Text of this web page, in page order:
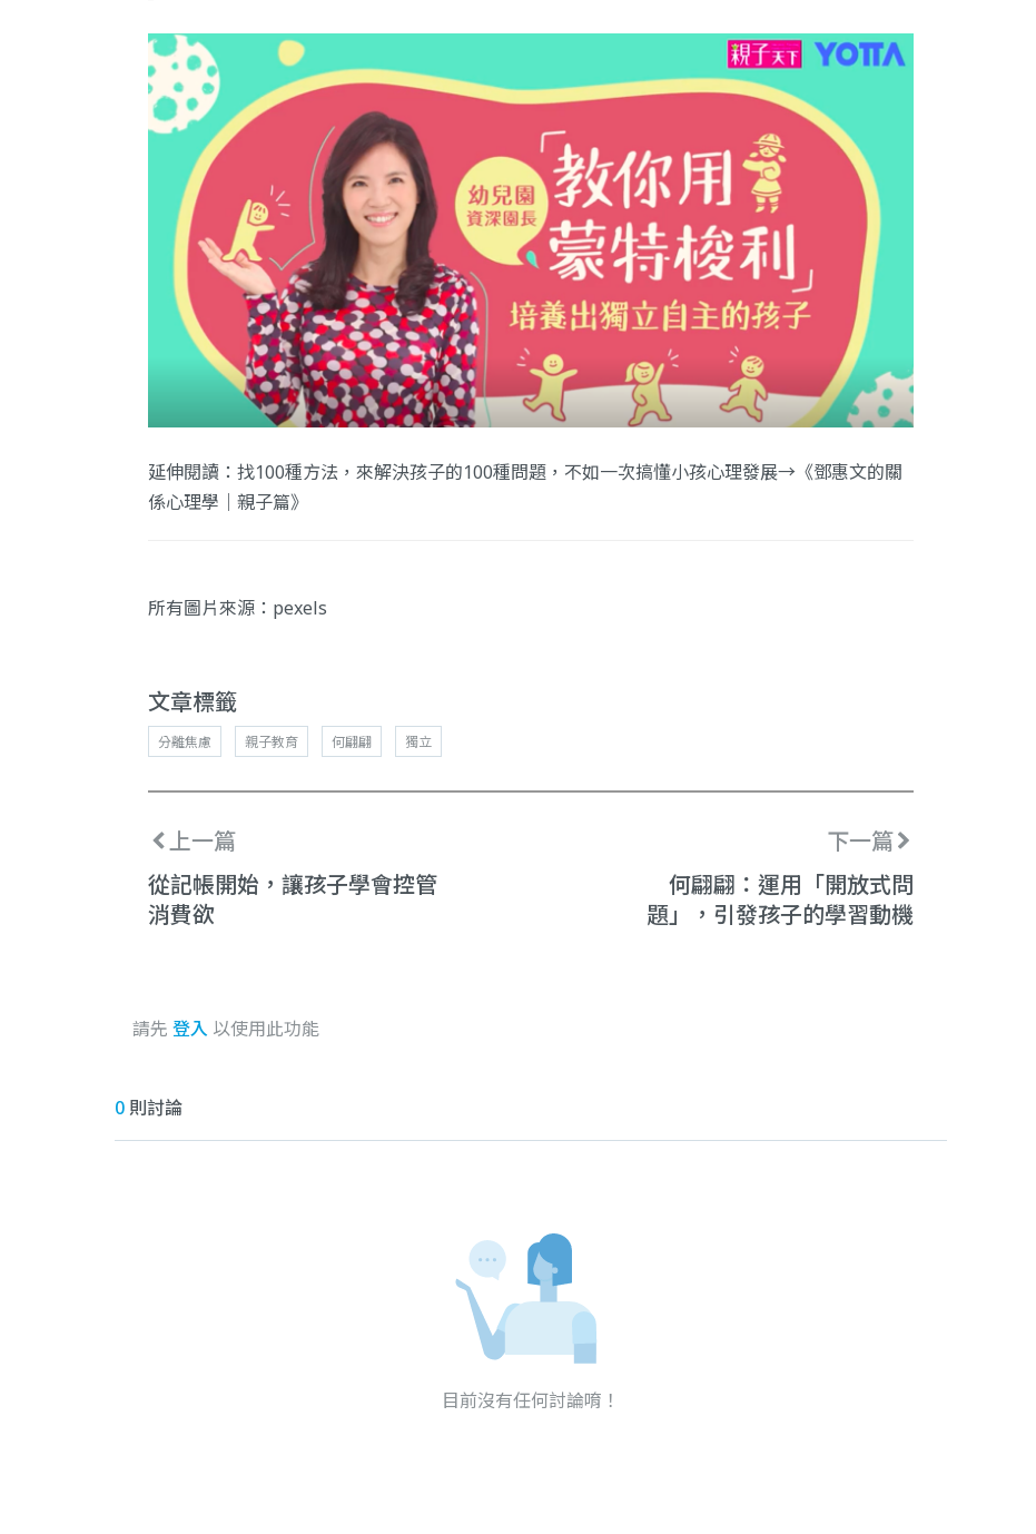
延伸閱讀： 找100種方法，來解決孩子的100種問題，不如一次搞懂小孩心理發展→《鄧惠文的關
係心理學｜親子篇》
所有圖片來源： pexels
文章標籤
分離焦慮 親子教育 何翩翩 獨立
上一篇
從記帳開始，讓孩子學會控管
消費欲
下一篇
何翩翩：運用「開放式問
題」，引發孩子的學習動機
請先 登入 以使用此功能
0 則討論
目前沒有任何討論唷！